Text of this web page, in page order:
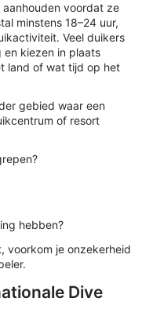
voordat ze
minstens 18–24 uur,
Veel duikers
kiezen in plaats
land of wat tijd op het
gebied waar een
of resort
hebben?
voorkom je onzekerheid
Dive